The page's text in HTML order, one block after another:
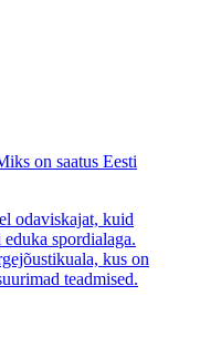
on saatus Eesti
odaviskajat, kuid
spordialaga.
kus on
teadmised.